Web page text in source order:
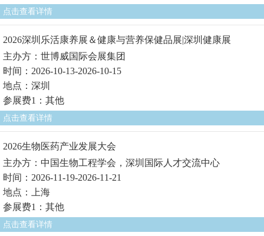
点击查看详情
2026深圳乐活康养展＆健康与营养保健品展|深圳健康展
主办方：世博威国际会展集团
时间：2026-10-13-2026-10-15
地点：深圳
参展费1：其他
点击查看详情
2026生物医药产业发展大会
主办方：中国生物工程学会，深圳国际人才交流中心
时间：2026-11-19-2026-11-21
地点：上海
参展费1：其他
点击查看详情